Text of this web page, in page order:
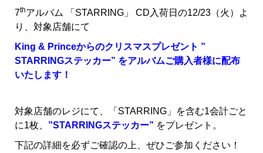
7thアルバム 「STARRING」 CD入荷日の12/23（火）よ
り、対象店舗にて
King & Princeからのクリスマスプレゼント ”
STARRINGステッカー” をアルバムご購入者様に配布
いたします！
対象店舗のレジにて、「STARRING」を含む1会計ごと
に1枚、 ”STARRINGステッカー” をプレゼント。
下記の詳細を必ずご確認の上、ぜひご参加ください！